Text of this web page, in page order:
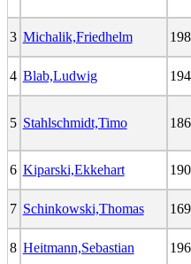
3 Michalik,Friedhelm
4 Blab,Ludwig
5 Stahlschmidt,Timo
6 Kiparski,Ekkehart
7 Schinkowski,Thomas
8 Heitmann,Sebastian